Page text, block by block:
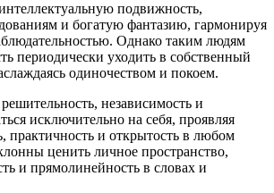
подвижность,
и богатую фантазию, гармонируя
Однако таким людям
периодически уходить в собственный
одиночеством и покоем.
независимость и
исключительно на себя, проявляя
практичность и открытость в любом
ценить личное пространство,
и прямолинейность в словах и